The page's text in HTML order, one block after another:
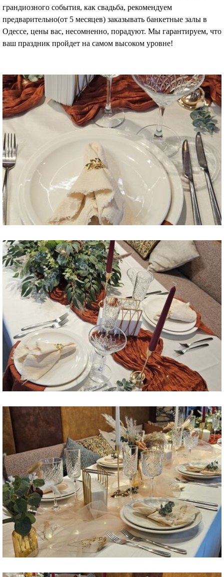
грандиозного события, как свадьба, рекомендуем
предварительно(от 5 месяцев) заказывать банкетные залы в
Одессе, цены вас, несомненно, порадуют. Мы гарантируем, что
ваш праздник пройдет на самом высоком уровне!